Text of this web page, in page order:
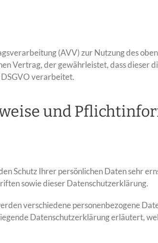
(AVV) zur Nutzung des
Vertrag, der gewährleistet, dass dieser
verarbeitet.
und
Schutz Ihrer persönlichen Daten sehr
sowie dieser Datenschutzerklärung.
verschiedene personenbezogene
Datenschutzerklärung erläutert,